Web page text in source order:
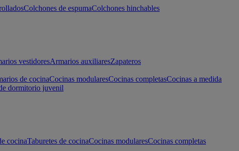
Colchones de espumaColchones hinchables
vestidoresArmarios auxiliaresZapateros
de cocinaCocinas modularesCocinas completasCocinas a medida
dormitorio juvenil
cocinaTaburetes de cocinaCocinas modularesCocinas completas